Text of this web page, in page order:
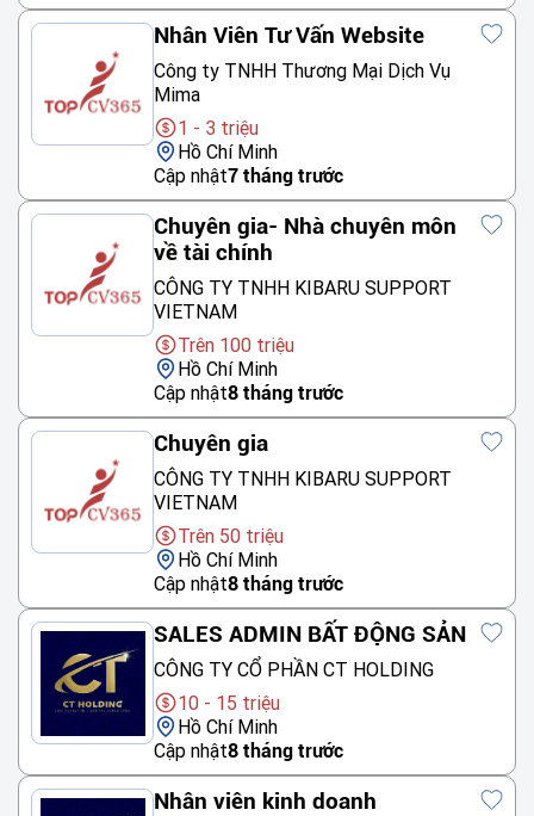
Nhân Viên Tư Vấn Website
Công ty TNHH Thương Mại Dịch Vụ
Mima
1 - 3 triệu
Hồ Chí Minh
Cập nhật7 tháng trước
Chuyên gia- Nhà chuyên môn
về tài chính
CÔNG TY TNHH KIBARU SUPPORT
VIETNAM
Trên 100 triệu
Hồ Chí Minh
Cập nhật8 tháng trước
Chuyên gia
CÔNG TY TNHH KIBARU SUPPORT
VIETNAM
Trên 50 triệu
Hồ Chí Minh
Cập nhật8 tháng trước
SALES ADMIN BẤT ĐỘNG SẢN
CÔNG TY CỔ PHẦN CT HOLDING
10 - 15 triệu
Hồ Chí Minh
Cập nhật8 tháng trước
Nhân viên kinh doanh